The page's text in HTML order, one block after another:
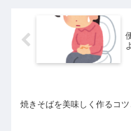
焼きそばを美味しく作るコツ